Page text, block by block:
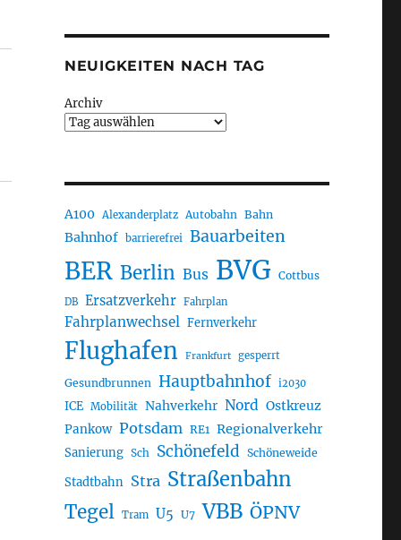
NEUIGKEITEN NACH TAG
Archiv
A100 Alexanderplatz Autobahn Bahn
Bahnhof barrierefrei Bauarbeiten
BER Berlin Bus BVG Cottbus
DB Ersatzverkehr Fahrplan
Fahrplanwechsel Fernverkehr
Flughafen Frankfurt gesperrt
Gesundbrunnen Hauptbahnhof i2030
ICE Mobilität Nahverkehr Nord Ostkreuz
Pankow Potsdam RE1 Regionalverkehr
Sanierung Sch Schönefeld Schöneweide
Stadtbahn Stra Straßenbahn
Tegel Tram U5 U7 VBB ÖPNV